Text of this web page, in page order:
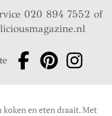
020 894 7552 of
koken en eten draait. Met